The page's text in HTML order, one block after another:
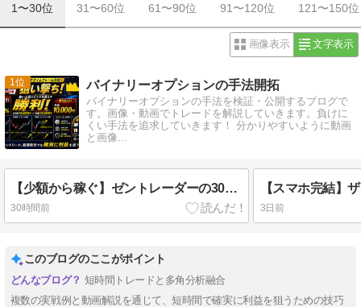
1〜30位 31〜60位 61〜90位 91〜120位 121〜150位
画像表示 文字表示
1 バイナリーオプションの手法開拓
バイナリーオプションの手法を検証・公開するブログで
す。画像・動画でトレードを解説していきます。負けに
くい手法を追求していきます！ 分かりやすいように動画
と画像…
【少額から稼ぐ】ゼントレーダーの30秒取引で勝率アップ！マルチタイムフレーム分析のコツ大公開
30時間前 3日前
このブログのここがポイント
短時間トレードと多角分析融合
複数の実戦例と動画解説を通じて、短時間で確実に利益を狙うための技巧